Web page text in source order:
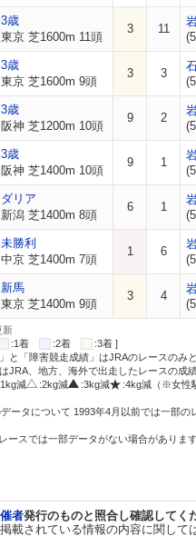
3歳
東京 芝1600m 11頭
3 11
3歳
東京 芝1600m 9頭
3 3
3歳
阪神 芝1200m 10頭
9 2
3歳
阪神 芝1400m 10頭
9 1
ダリア
新潟 芝1400m 8頭
6 1
未勝利
中京 芝1400m 7頭
1 6
新馬
東京 芝1400m 9頭
3 4
新
:1着 :2着
:3着 ]
と「障害競走成績」はJRAのレースのみと
JRA、地方、海外で出走したレースの成績
減 :2kg減 :3kg減 :4kg減（※女性
ータについて 1993年4月以前では一部
ースでは一部データがない場合があります
者発行のものと照合し確認してく
載されている情報の内容に関し